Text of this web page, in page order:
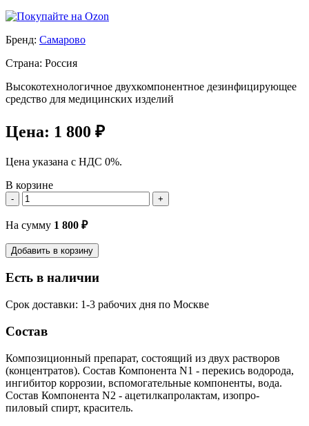
Бренд: Самарово
Страна: Россия
Высокотехнологичное двухкомпонентное дезинфицирующее
средство для медицинских изделий
Цена: 1 800 ₽
Цена указана с НДС 0%.
В корзине
- +
На сумму 1 800 ₽
Добавить в корзину
Есть в наличии
Срок доставки: 1-3 рабочих дня по Москве
Состав
Композиционный препарат, состоящий из двух растворов
(концентратов). Состав Компонента N1 - перекись водорода,
ингибитор коррозии, вспомогательные компоненты, вода.
Состав Компонента N2 - ацетилкапролактам, изопро-
пиловый спирт, краситель.